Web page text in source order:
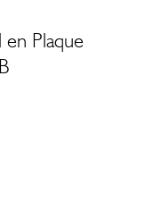
en Plaque